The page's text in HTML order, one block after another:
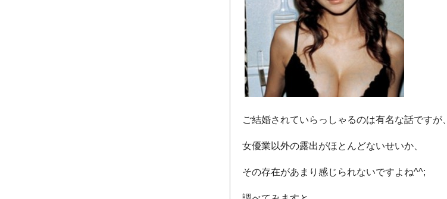
ご結婚されていらっしゃるのは有名な話ですが、
女優業以外の露出がほとんどないせいか、
その存在があまり感じられないですよね^^;